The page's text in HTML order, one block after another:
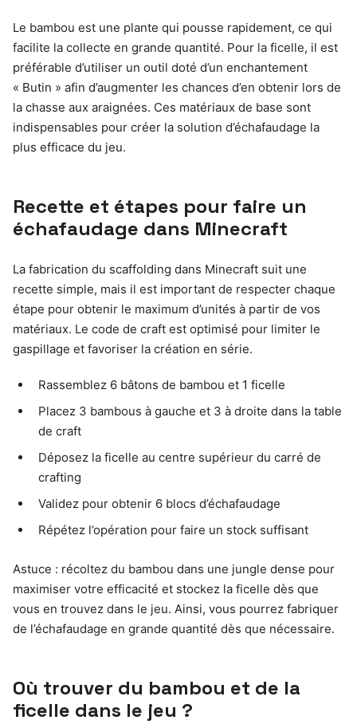
Le bambou est une plante qui pousse rapidement, ce qui
facilite la collecte en grande quantité. Pour la ficelle, il est
préférable d’utiliser un outil doté d’un enchantement
« Butin » afin d’augmenter les chances d’en obtenir lors de
la chasse aux araignées. Ces matériaux de base sont
indispensables pour créer la solution d’échafaudage la
plus efficace du jeu.
Recette et étapes pour faire un
échafaudage dans Minecraft
La fabrication du scaffolding dans Minecraft suit une
recette simple, mais il est important de respecter chaque
étape pour obtenir le maximum d’unités à partir de vos
matériaux. Le code de craft est optimisé pour limiter le
gaspillage et favoriser la création en série.
Rassemblez 6 bâtons de bambou et 1 ficelle
Placez 3 bambous à gauche et 3 à droite dans la table
de craft
Déposez la ficelle au centre supérieur du carré de
crafting
Validez pour obtenir 6 blocs d’échafaudage
Répétez l’opération pour faire un stock suffisant
Astuce : récoltez du bambou dans une jungle dense pour
maximiser votre efficacité et stockez la ficelle dès que
vous en trouvez dans le jeu. Ainsi, vous pourrez fabriquer
de l’échafaudage en grande quantité dès que nécessaire.
Où trouver du bambou et de la
ficelle dans le jeu ?